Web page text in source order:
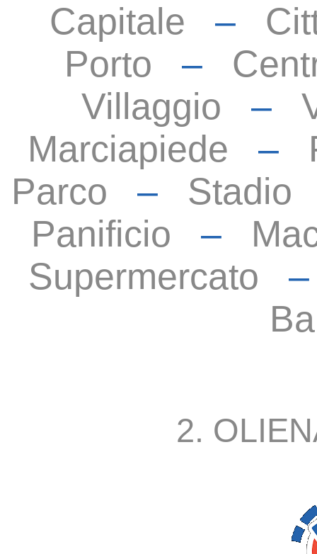
Capitale –
Porto –
Villaggio –
Marciapiede –
Parco – Stadio
Panificio –
Supermercato
2.